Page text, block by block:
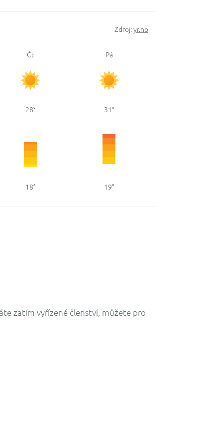
Zdroj:yr.no
Čt Pá
28 31
18 19
zatím vyřízené členství, můžete pro